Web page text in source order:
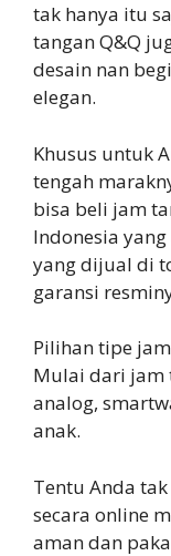
tak hanya itu
tangan Q&Q
desain nan
elegan.
Khusus untuk
tengah
bisa beli jam
Indonesia
yang dijual di
garansi
Pilihan tipe
Mulai dari jam
analog,
anak.
Tentu Anda
secara online
aman dan